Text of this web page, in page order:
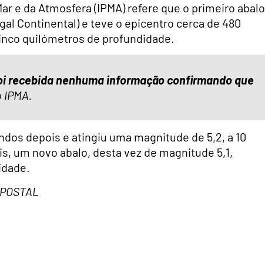
e da Atmosfera (IPMA) refere que o primeiro abalo
Continental) e teve o epicentro cerca de 480
quilómetros de profundidade.
recebida nenhuma informação confirmando que
depois e atingiu uma magnitude de 5,2, a 10
um novo abalo, desta vez de magnitude 5,1,